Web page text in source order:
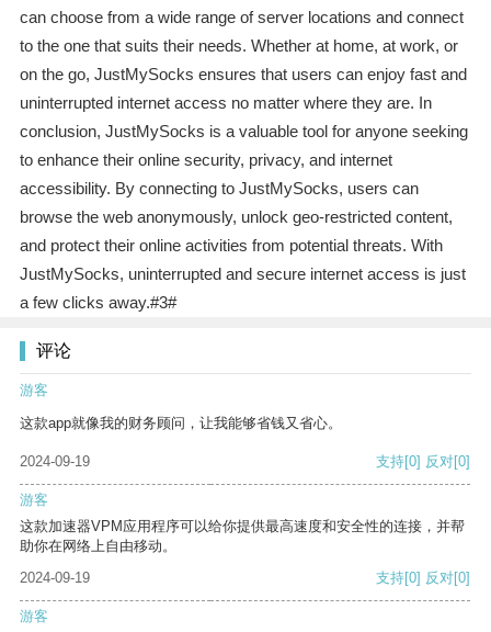
can choose from a wide range of server locations and connect
to the one that suits their needs. Whether at home, at work, or
on the go, JustMySocks ensures that users can enjoy fast and
uninterrupted internet access no matter where they are. In
conclusion, JustMySocks is a valuable tool for anyone seeking
to enhance their online security, privacy, and internet
accessibility. By connecting to JustMySocks, users can
browse the web anonymously, unlock geo-restricted content,
and protect their online activities from potential threats. With
JustMySocks, uninterrupted and secure internet access is just
a few clicks away.#3#
评论
游客
这款app就像我的财务顾问，让我能够省钱又省心。
2024-09-19 支持[0] 反对[0]
游客
这款加速器VPM应用程序可以给你提供最高速度和安全性的连接，并帮
助你在网络上自由移动。
2024-09-19
支持[0] 反对[0]
游客